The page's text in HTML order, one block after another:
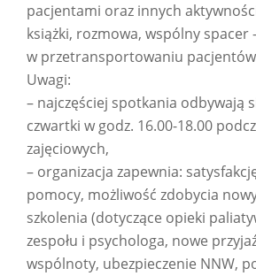
pacjentami oraz innych
książki, rozmowa, wspólny spacer
w przetransportowaniu pacjentów
Uwagi:
– najczęściej spotkania odbywają
czwartki w godz. 16.00-18.00
zajęciowych,
– organizacja zapewnia:
pomocy, możliwość zdobycia
szkolenia (dotyczące opieki
zespołu i psychologa, nowe
wspólnoty, ubezpieczenie NNW,